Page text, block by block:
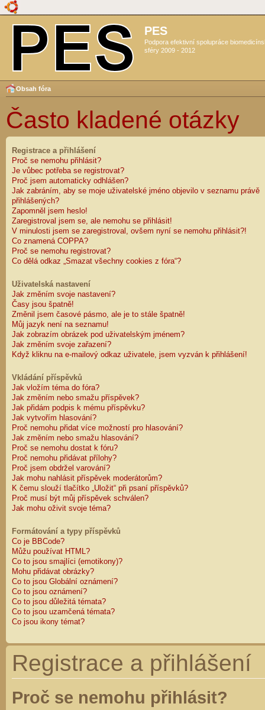
PES
Podpora efektivní spolupráce
sféry 2009 - 2012
Obsah fóra
Často kladené otázky
Registrace a přihlášení
Proč se nemohu přihlásit?
Je vůbec potřeba se registrovat?
Proč jsem automaticky odhlášen?
Jak zabráním, aby se moje uživatelské jméno objevilo v seznamu právě
přihlášených?
Zapomněl jsem heslo!
Zaregistroval jsem se, ale nemohu se přihlásit!
V minulosti jsem se zaregistroval, ovšem nyní se nemohu přihlásit?!
Co znamená COPPA?
Proč se nemohu registrovat?
Co dělá odkaz „Smazat všechny cookies z fóra“?
Uživatelská nastavení
Jak změním svoje nastavení?
Časy jsou špatně!
Změnil jsem časové pásmo, ale je to stále špatně!
Můj jazyk není na seznamu!
Jak zobrazím obrázek pod uživatelským jménem?
Jak změním svoje zařazení?
Když kliknu na e-mailový odkaz uživatele, jsem vyzván k přihlášení!
Vkládání příspěvků
Jak vložím téma do fóra?
Jak změním nebo smažu příspěvek?
Jak přidám podpis k mému příspěvku?
Jak vytvořím hlasování?
Proč nemohu přidat více možností pro hlasování?
Jak změním nebo smažu hlasování?
Proč se nemohu dostat k fóru?
Proč nemohu přidávat přílohy?
Proč jsem obdržel varování?
Jak mohu nahlásit příspěvek moderátorům?
K čemu slouží tlačítko „Uložit“ při psaní příspěvků?
Proč musí být můj příspěvek schválen?
Jak mohu oživit svoje téma?
Formátování a typy příspěvků
Co je BBCode?
Můžu používat HTML?
Co to jsou smajlíci (emotikony)?
Mohu přidávat obrázky?
Co to jsou Globální oznámení?
Co to jsou oznámení?
Co to jsou důležitá témata?
Co to jsou uzamčená témata?
Co jsou ikony témat?
Registrace a přihlášení
Proč se nemohu přihlásit?